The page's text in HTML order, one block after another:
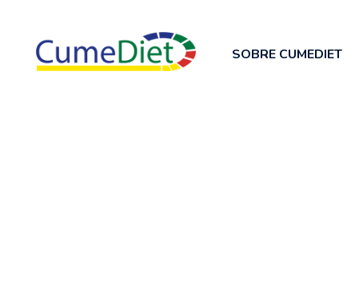
SOBRE CUMEDIET